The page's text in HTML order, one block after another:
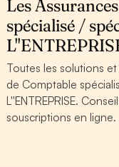
Les
spécialisé /
Toutes les solutions
de Comptable
L''ENTREPRISE.
souscriptions en ligne.